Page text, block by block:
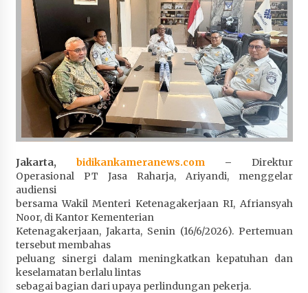
Penurunan Stunting di Sumbawa
4 minggu ago
Wabup Ansori Apresiasi Rekomendasi dan
Pandangan Fraksi – Fraksi DPRD Sumbawa
4 minggu ago
Bupati Sumbawa Lepas 487 Atlet dari Berbagai
Cabor yang Akan Berjuang pada PORPROV XII
NTB 2026
4 minggu ago
BAZNAS Kabupaten Sumbawa Salurkan Bantuan
Program 100 Mustahik Per Desa di Desa Teluk
Santong
4 minggu ago
Dosen UTS Siap Kembangkan Inovasi Lewat
Pelatihan PDPP 2026 Bali
Jakarta, bidikankameranews.com– Direktur
Operasional PT Jasa Raharja, Ariyandi, menggelar
audiensi
bersama Wakil Menteri Ketenagakerjaan RI, Afriansyah
Noor, di Kantor Kementerian
Ketenagakerjaan, Jakarta, Senin (16/6/2026). Pertemuan
tersebut membahas
peluang sinergi dalam meningkatkan kepatuhan dan
keselamatan berlalu lintas
sebagai bagian dari upaya perlindungan pekerja.